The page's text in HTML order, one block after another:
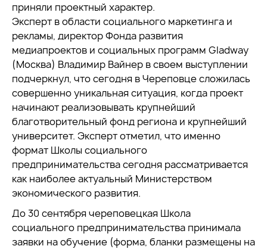
приняли проектный характер.
Эксперт в области социального маркетинга и
рекламы, директор Фонда развития
медиапроектов и социальных программ Gladway
(Москва) Владимир Вайнер в своем выступлении
подчеркнул, что сегодня в Череповце сложилась
совершенно уникальная ситуация, когда проект
начинают реализовывать крупнейший
благотворительный фонд региона и крупнейший
университет. Эксперт отметил, что именно
формат Школы социального
предпринимательства сегодня рассматривается
как наиболее актуальный Министерством
экономического развития.
До 30 сентября череповецкая Школа
социального предпринимательства принимала
заявки на обучение (форма, бланки размещены на